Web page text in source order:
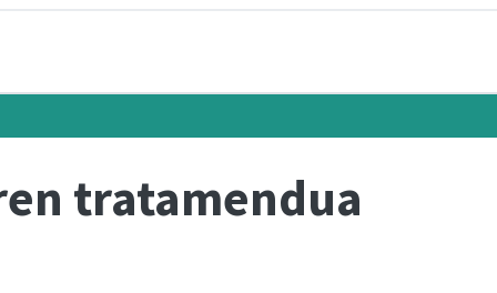
tratamendua